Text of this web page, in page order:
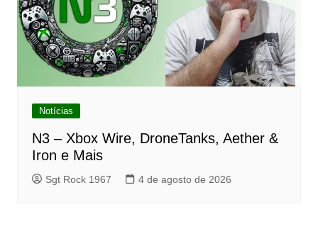
Notícias
N3 – Xbox Wire, DroneTanks, Aether &
Iron e Mais
Sgt Rock 1967 4 de agosto de 2026